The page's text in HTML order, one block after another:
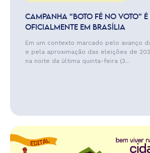
CAMPANHA “BOTO FÉ NO VOTO”
OFICIALMENTE EM BRASÍLIA
Em um contexto marcado pelo avanço
e pela aproximação das eleições de
na noite da última quinta-feira (3...